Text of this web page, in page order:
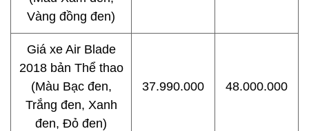
Vàng đồng đen)
Giá xe Air Blade
2018 bản Thể thao
(Màu Bạc đen,
Trắng đen, Xanh
đen, Đỏ đen)
37.990.000 48.000.000